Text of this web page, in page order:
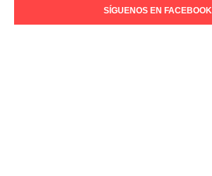
SÍGUENOS EN FACEBOOK